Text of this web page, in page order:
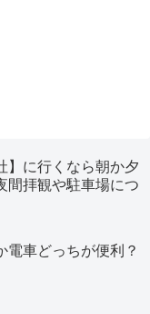
】に行くなら朝か夕
間拝観や駐車場につ
電車どっちが便利？